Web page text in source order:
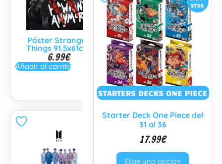
Póster Stranger
Things 91.5x61cm
6.99€
Añadir al carrito
Póster Anime Ataque
a los Titanes
91.5x61cm
6.99€
Añadir al carrito
Starter Deck One Piece del
31 al 36
17.99€
Elige una opción